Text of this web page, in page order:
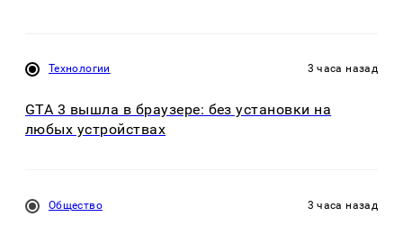
Технологии 3 часа назад
GTA 3 вышла в браузере: без установки на
любых устройствах
Общество 3 часа назад